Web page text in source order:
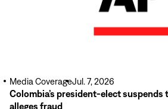
Colombia’s president-elect
alleges fraud
Media CoverageJul. 7, 2026